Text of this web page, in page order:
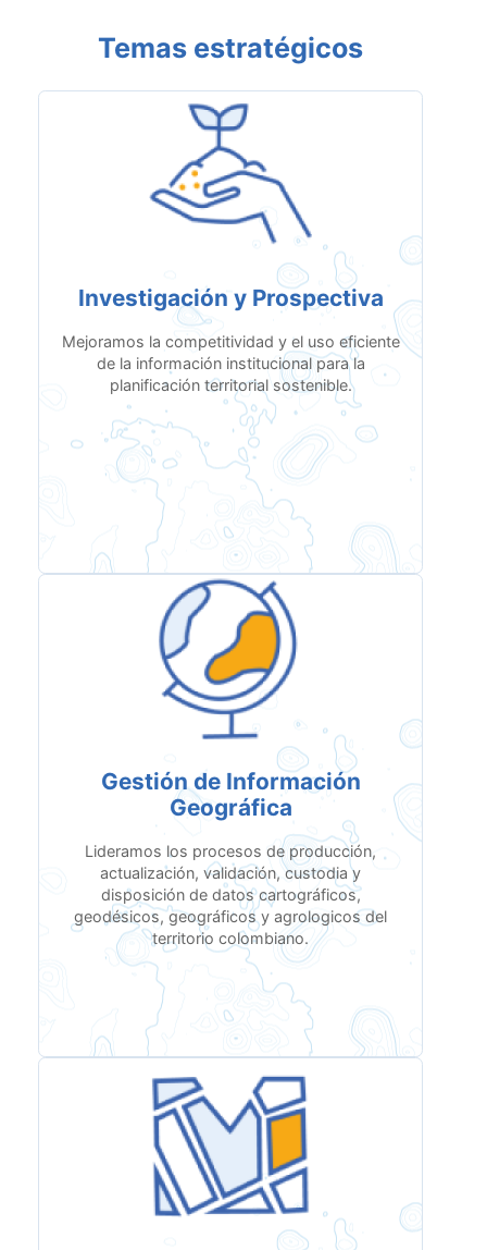
Temas estratégicos
Investigación y Prospectiva
Mejoramos la competitividad y el uso eficiente
de la información institucional para la
planificación territorial sostenible.
Gestión de Información
Geográfica
Lideramos los procesos de producción,
actualización, validación, custodia y
disposición de datos cartográficos,
geodésicos, geográficos y agrologicos del
territorio colombiano.